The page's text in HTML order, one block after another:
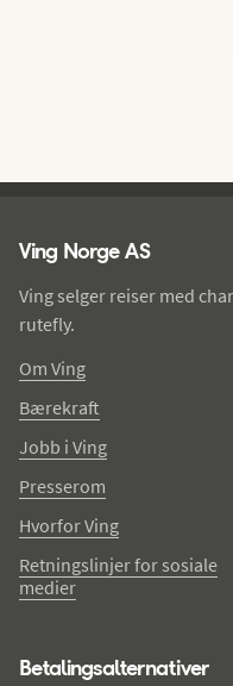
Ving Norge AS
Ving selger reiser med
rutefly.
Om Ving
Bærekraft
Jobb i Ving
Presserom
Hvorfor Ving
Retningslinjer for sosiale
medier
Betalingsalternativer